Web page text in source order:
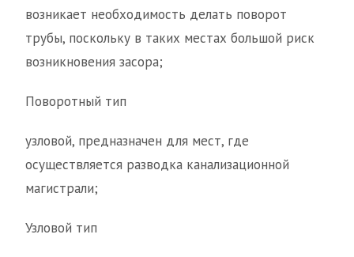
возникает необходимость делать поворот
трубы, поскольку в таких местах большой риск
возникновения засора;
Поворотный тип
узловой, предназначен для мест, где
осуществляется разводка канализационной
магистрали;
Узловой тип